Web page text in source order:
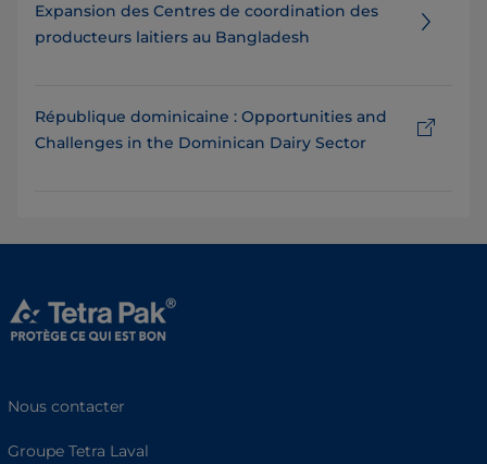
Expansion des Centres de coordination des
producteurs laitiers au Bangladesh
République dominicaine : Opportunities and
Challenges in the Dominican Dairy Sector
Nous contacter
Groupe Tetra Laval